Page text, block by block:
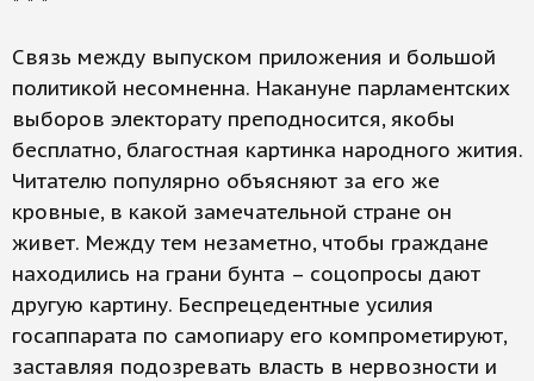
Связь между выпуском приложения и большой
политикой несомненна. Накануне парламентских
выборов электорату преподносится, якобы
бесплатно, благостная картинка народного жития.
Читателю популярно объясняют за его же
кровные, в какой замечательной стране он
живет. Между тем незаметно, чтобы граждане
находились на грани бунта – соцопросы дают
другую картину. Беспрецедентные усилия
госаппарата по самопиару его компрометируют,
заставляя подозревать власть в нервозности и